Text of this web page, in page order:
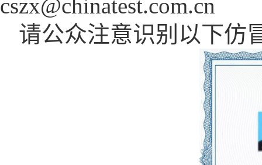
cszx@chinatest.com.cn
请公众注意识别以下仿